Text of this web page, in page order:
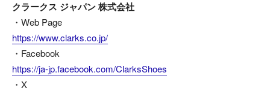
クラークス ジャパン 株式会社
・Web Page
https://www.clarks.co.jp/
・Facebook
https://ja-jp.facebook.com/ClarksShoes
・X